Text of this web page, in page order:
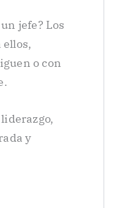
jefe? Los
ellos,
o con
y